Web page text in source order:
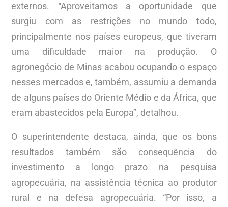
externos. “Aproveitamos a oportunidade que
surgiu com as restrições no mundo todo,
principalmente nos países europeus, que tiveram
uma dificuldade maior na produção. O
agronegócio de Minas acabou ocupando o espaço
nesses mercados e, também, assumiu a demanda
de alguns países do Oriente Médio e da África, que
eram abastecidos pela Europa”, detalhou.
O superintendente destaca, ainda, que os bons
resultados também são consequência do
investimento a longo prazo na pesquisa
agropecuária, na assistência técnica ao produtor
rural e na defesa agropecuária. “Por isso, a